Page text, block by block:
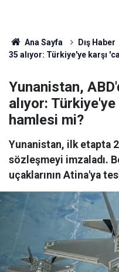
Ana Sayfa Dış Haber
35 alıyor: Türkiye'ye karşı
Yunanistan,
alıyor: Türkiye'ye
hamlesi mi?
Yunanistan, ilk etapta
sözleşmeyi imzaladı.
uçaklarının Atina'ya